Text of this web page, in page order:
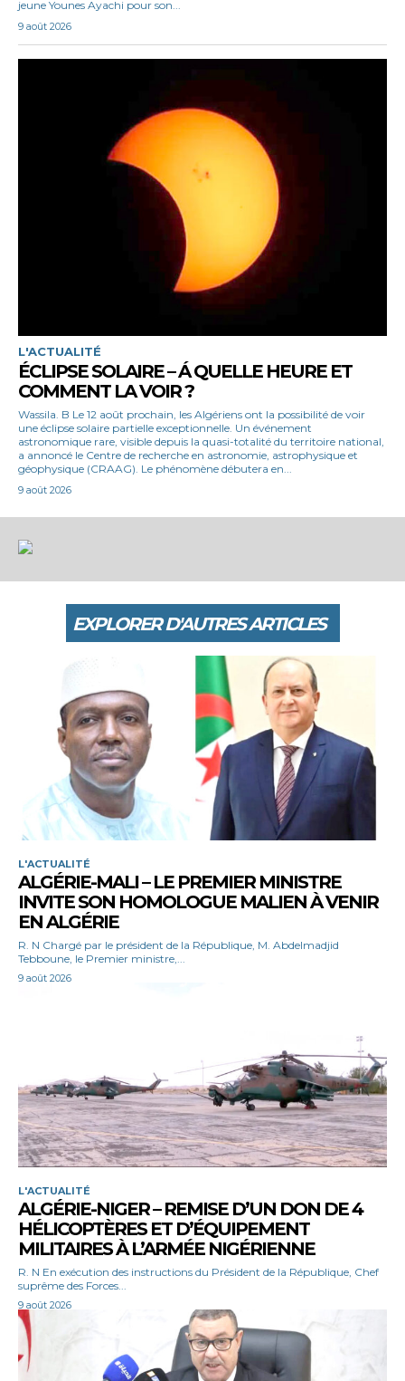
jeune Younes Ayachi pour son...
9 août 2026
L'ACTUALITÉ
ÉCLIPSE SOLAIRE – Á QUELLE HEURE ET
COMMENT LA VOIR ?
Wassila. B Le 12 août prochain, les Algériens ont la possibilité de voir
une éclipse solaire partielle exceptionnelle. Un événement
astronomique rare, visible depuis la quasi-totalité du territoire national,
a annoncé le Centre de recherche en astronomie, astrophysique et
géophysique (CRAAG). Le phénomène débutera en...
9 août 2026
EXPLORER D'AUTRES ARTICLES
L'ACTUALITÉ
ALGÉRIE-MALI – LE PREMIER MINISTRE
INVITE SON HOMOLOGUE MALIEN À VENIR
EN ALGÉRIE
R. N Chargé par le président de la République, M. Abdelmadjid
Tebboune, le Premier ministre,...
9 août 2026
L'ACTUALITÉ
ALGÉRIE-NIGER – REMISE D’UN DON DE 4
HÉLICOPTÈRES ET D’ÉQUIPEMENT
MILITAIRES À L’ARMÉE NIGÉRIENNE
R. N En exécution des instructions du Président de la République, Chef
suprême des Forces...
9 août 2026